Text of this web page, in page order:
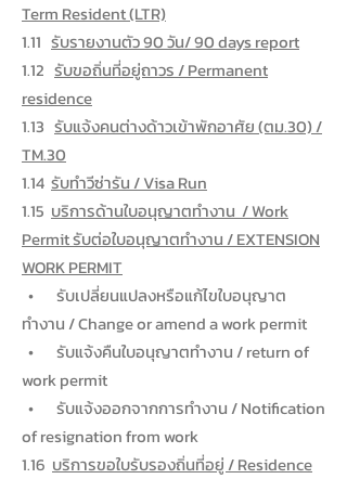
Term Resident (LTR)
1.11 รับรายงานตัว 90 วัน/ 90 days report
1.12 รับขอถิ่นที่อยู่ถาวร / Permanent
residence
1.13 รับแจ้งคนต่างด้าวเข้าพักอาศัย (ตม.30) /
TM.30
1.14 รับทำวีซ่ารัน / Visa Run
1.15 บริการด้านใบอนุญาตทำงาน / Work
Permit รับต่อใบอนุญาตทำงาน / EXTENSION
WORK PERMIT
• รับเปลี่ยนแปลงหรือแก้ไขใบอนุญาต
ทำงาน / Change or amend a work permit
• รับแจ้งคืนใบอนุญาตทำงาน / return of
work permit
• รับแจ้งออกจากการทำงาน / Notification
of resignation from work
1.16 บริการขอใบรับรองถิ่นที่อยู่ / Residence